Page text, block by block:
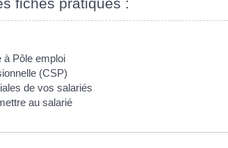
à Pôle emploi
(CSP)
de vos salariés
au salarié